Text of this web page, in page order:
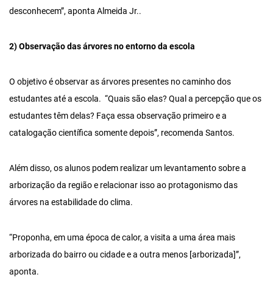
desconhecem”, aponta Almeida Jr..
2) Observação das árvores no entorno da escola
O objetivo é observar as árvores presentes no caminho dos
estudantes até a escola. “Quais são elas? Qual a percepção que os
estudantes têm delas? Faça essa observação primeiro e a
catalogação científica somente depois”, recomenda Santos.
Além disso, os alunos podem realizar um levantamento sobre a
arborização da região e relacionar isso ao protagonismo das
árvores na estabilidade do clima.
“Proponha, em uma época de calor, a visita a uma área mais
arborizada do bairro ou cidade e a outra menos [arborizada]”,
aponta.